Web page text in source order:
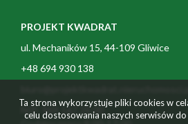
PROJEKT KWADRAT
ul. Mechaników 15, 44-109 Gliwice
+48 694 930 138
NIP: 969 167 28 00
Ta strona wykorzystuje pliki cookies w
celu dostosowania naszych serwisów